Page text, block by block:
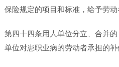
保险规定的项目和标准，给予劳动
第四十四条用人单位分立、合并
单位对患职业病的劳动者承担的补